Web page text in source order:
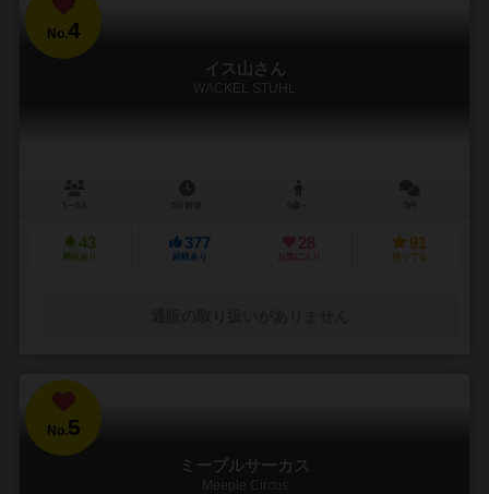
No.4
イス山さん
WACKEL STUHL
43
興味あり
377
経験あり
28
お気に入り
91
持ってる
No.5
ミープルサーカス
Meeple Circus